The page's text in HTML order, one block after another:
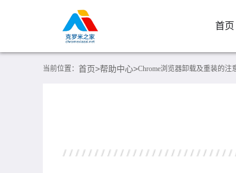
首页
当前位置： 首页>帮助中心>Chrome浏览器卸载及重装的注